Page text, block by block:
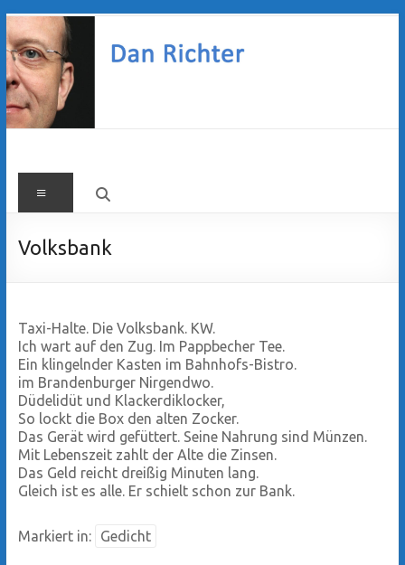
Zum
Inhalt
springen
Dan
Richter
Menü
Volksbank
Taxi-Halte. Die Volksbank. KW.
Ich wart auf den Zug. Im Pappbecher Tee.
Ein klingelnder Kasten im Bahnhofs-Bistro.
im Brandenburger Nirgendwo.
Düdelidüt und Klackerdiklocker,
So lockt die Box den alten Zocker.
Das Gerät wird gefüttert. Seine Nahrung sind Münzen.
Mit Lebenszeit zahlt der Alte die Zinsen.
Das Geld reicht dreißig Minuten lang.
Gleich ist es alle. Er schielt schon zur Bank.
Markiert in: Gedicht